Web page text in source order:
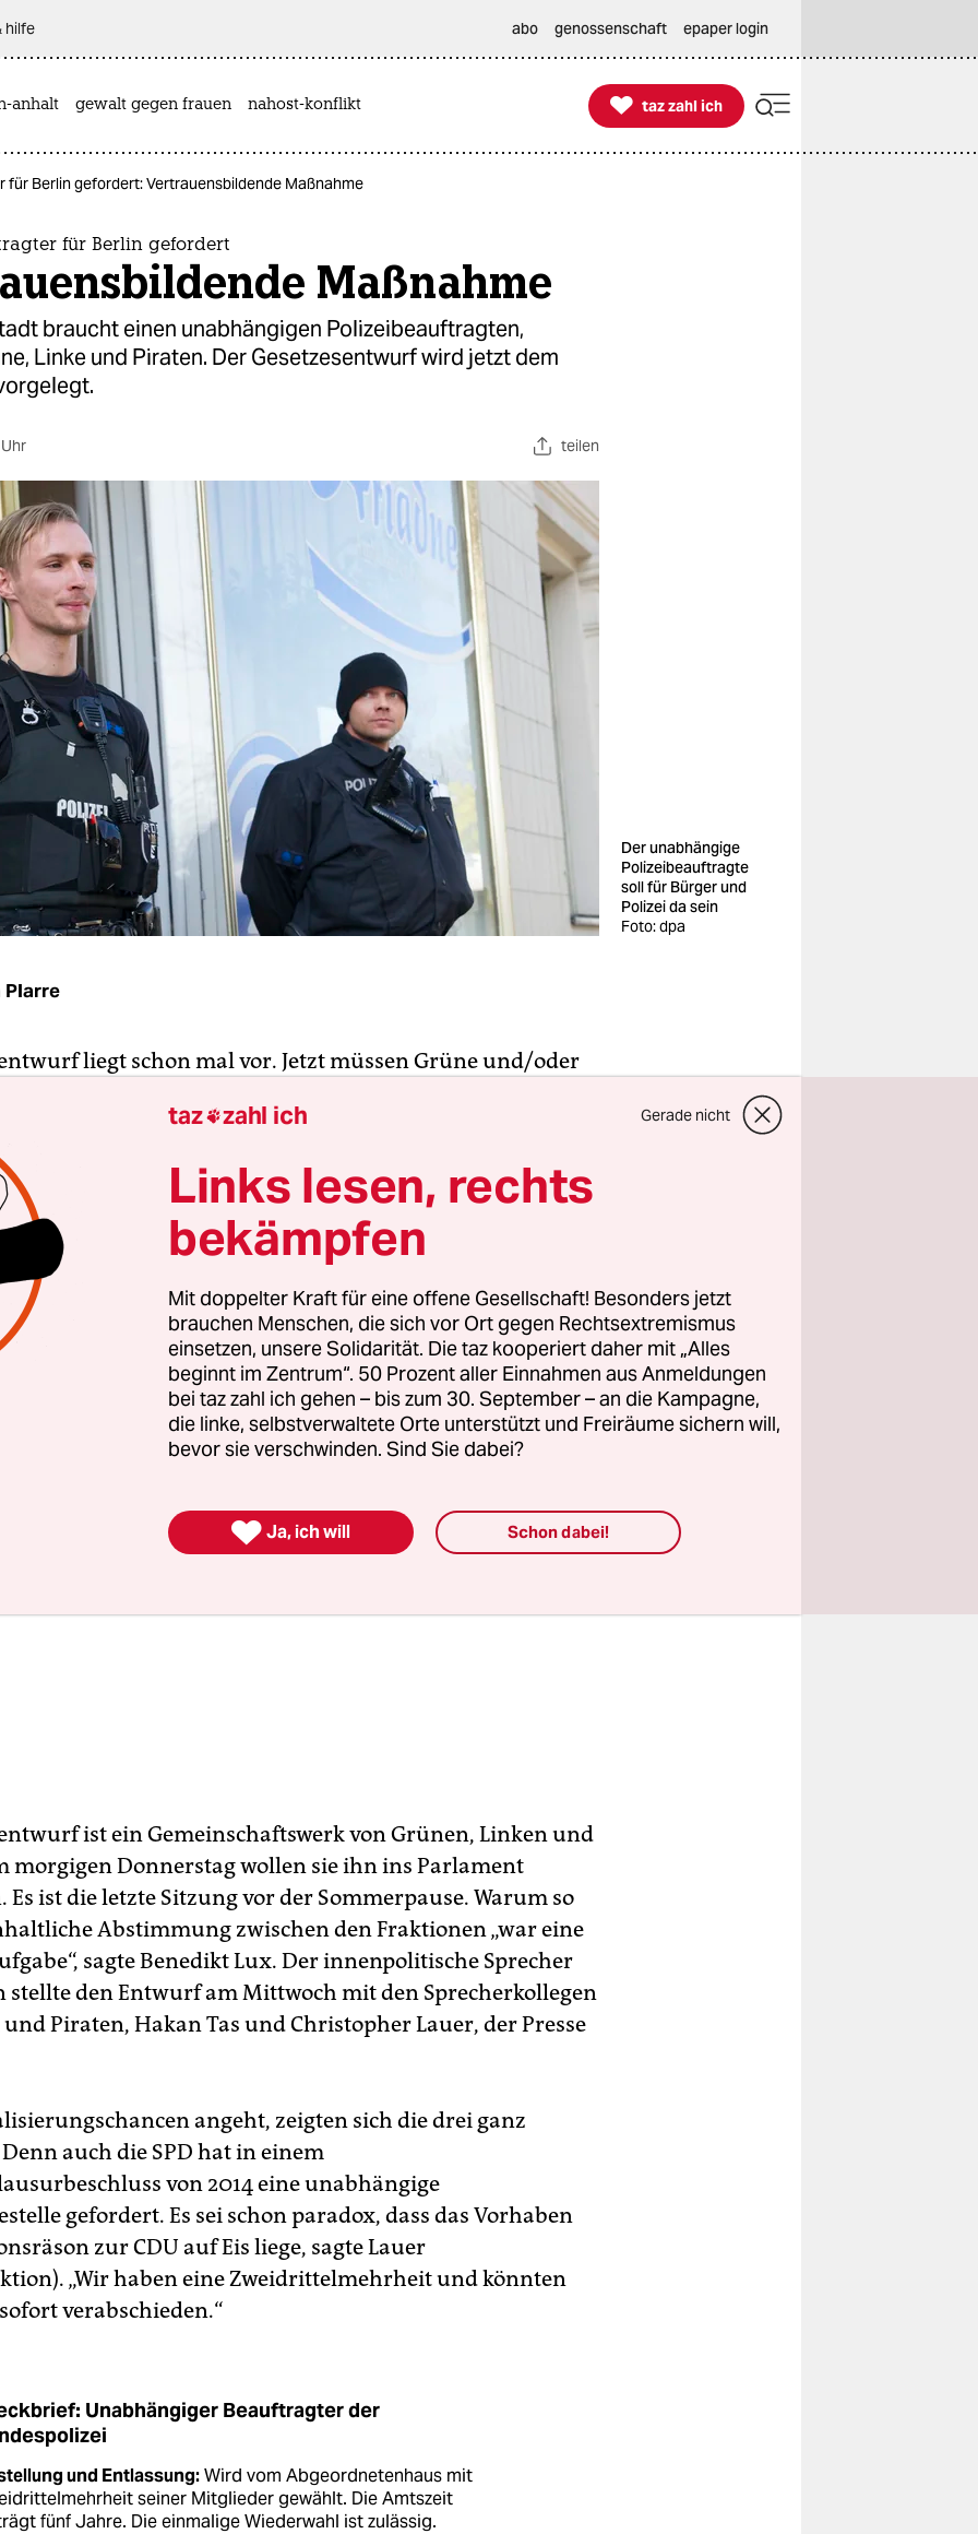
hilfe abo genossenschaft epaper login
anhalt gewalt gegen frauen nahost-konflikt 
taz zahl ich
taz zahl ich
für Berlin gefordert: Vertrauensbildende Maßnahme
für Berlin gefordert
Maßnahme
braucht einen unabhängigen Polizeibeauftragten,
Linke und Piraten. Der Gesetzesentwurf wird jetzt dem
teilen
Der unabhängige
Polizeibeauftragte
soll für Bürger und
Polizei da sein
Foto: dpa
Plarre
liegt schon mal vor. Jetzt müssen Grüne und/oder
Landesregierung bilden. Dann, ja dann könnte die
eine unabhängige Polizeibeauftragte oder einen
Polizeibeauftragten bekommen.
der Bürgerrechtsbewegung würde damit wahr.
Rheinland-Pfalz eine solche Instanz. Dort gibt es seit
unabhängigen Polizeibeauftragten. Schleswig-Holstein
Württemberg sind dabei, eine entsprechende Stelle
ist ein Gemeinschaftswerk von Grünen, Linken und
morgigen Donnerstag wollen sie ihn ins Parlament
ist die letzte Sitzung vor der Sommerpause. Warum so
Abstimmung zwischen den Fraktionen „war eine
sagte Benedikt Lux. Der innenpolitische Sprecher
stellte den Entwurf am Mittwoch mit den Sprecherkollegen
Piraten, Hakan Tas und Christopher Lauer, der Presse
angeht, zeigten sich die drei ganz
auch die SPD hat in einem
von 2014 eine unabhängige
gefordert. Es sei schon paradox, dass das Vorhaben
zur CDU auf Eis liege, sagte Lauer
„Wir haben eine Zweidrittelmehrheit und könnten
verabschieden.“
Unabhängiger Beauftragter der
und Entlassung:Wird vom Abgeordnetenhaus mit
seiner Mitglieder gewählt. Die Amtszeit
fünf Jahre. Die einmalige Wiederwahl ist zulässig.
taz zahl ich Gerade nicht
Links lesen, rechts
bekämpfen
Mit doppelter Kraft für eine offene Gesellschaft! Besonders jetzt
brauchen Menschen, die sich vor Ort gegen Rechtsextremismus
einsetzen, unsere Solidarität. Die taz kooperiert daher mit „Alles
beginnt im Zentrum“. 50 Prozent aller Einnahmen aus Anmeldungen
bei taz zahl ich gehen – bis zum 30. September – an die Kampagne,
die linke, selbstverwaltete Orte unterstützt und Freiräume sichern will,
bevor sie verschwinden. Sind Sie dabei?
 Ja, ich will Schon dabei!